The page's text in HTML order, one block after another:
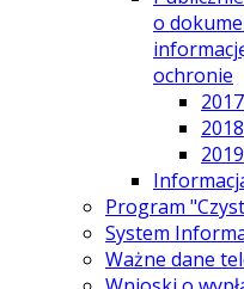
o
ochronie
2017
2018
2019
Program
System
Ważne dane